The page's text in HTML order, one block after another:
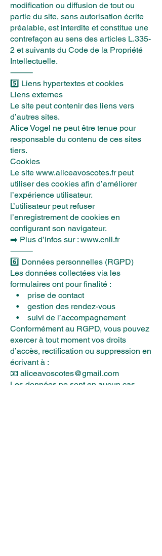
modification ou diffusion de tout ou
partie du site, sans autorisation écrite
préalable, est interdite et constitue une
contrefaçon au sens des articles L.335-
2 et suivants du Code de la Propriété
Intellectuelle.
⸻
5️⃣ Liens hypertextes et cookies
Liens externes
Le site peut contenir des liens vers
d’autres sites.
Alice Vogel ne peut être tenue pour
responsable du contenu de ces sites
tiers.
Cookies
Le site www.aliceavoscotes.frpeut
utiliser des cookies afin d’améliorer
l’expérience utilisateur.
L’utilisateur peut refuser
l’enregistrement de cookies en
configurant son navigateur.
➡️ Plus d’infos sur : www.cnil.fr
⸻
6️⃣ Données personnelles (RGPD)
Les données collectées via les
formulaires ont pour finalité :
• prise de contact
• gestion des rendez-vous
• suivi de l’accompagnement
Conformément au RGPD, vous pouvez
exercer à tout moment vos droits
d’accès, rectification ou suppression en
écrivant à :
📧 aliceavoscotes@gmail.com
Les données ne sont en aucun cas